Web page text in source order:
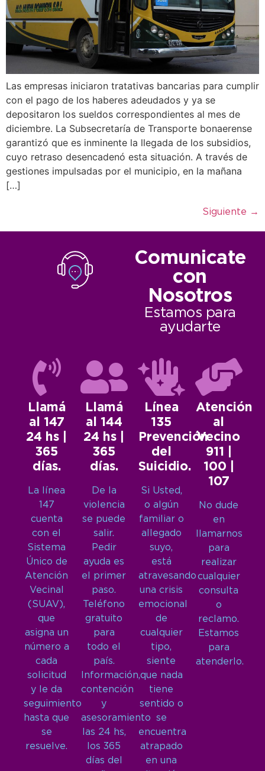
Las empresas iniciaron tratativas bancarias para cumplir
con el pago de los haberes adeudados y ya se
depositaron los sueldos correspondientes al mes de
diciembre. La Subsecretaría de Transporte bonaerense
garantizó que es inminente la llegada de los subsidios,
cuyo retraso desencadenó esta situación. A través de
gestiones impulsadas por el municipio, en la mañana
[…]
Siguiente →
Comunicate
con
Nosotros
Estamos para
ayudarte
Llamá
al 147
24 hs |
365
días.
La línea
147
cuenta
con el
Sistema
Único de
Atención
Vecinal
(SUAV),
que
asigna un
número a
cada
solicitud
y le da
seguimiento
hasta que
se
resuelve.
Llamá
al 144
24 hs |
365
días.
De la
violencia
se puede
salir.
Pedir
ayuda es
el primer
paso.
Teléfono
gratuito
para
todo el
país.
Información,
contención
y
asesoramiento
las 24 hs,
los 365
días del
Línea
135
Prevención
del
Suicidio.
Si Usted,
o algún
familiar o
allegado
suyo,
está
atravesando
una crisis
emocional
de
cualquier
tipo,
siente
que nada
tiene
sentido o
se
encuentra
atrapado
en una
Atención
al
Vecino
911 |
100 |
107
No dude
en
llamarnos
para
realizar
cualquier
consulta
o
reclamo.
Estamos
para
atenderlo.